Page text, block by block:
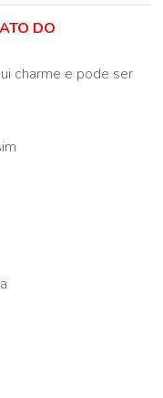
DO
charme e pode ser